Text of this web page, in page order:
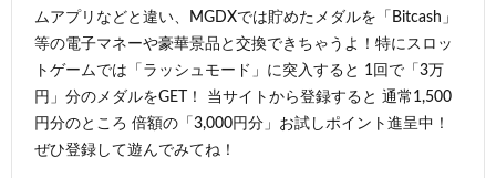
ムアプリなどと違い、MGDXでは貯めたメダルを「Bitcash」
等の電子マネーや豪華景品と交換できちゃうよ！特にスロッ
トゲームでは「ラッシュモード」に突入すると 1回で「3万
円」分のメダルをGET！ 当サイトから登録すると 通常1,500
円分のところ 倍額の「3,000円分」お試しポイント進呈中！
ぜひ登録して遊んでみてね！